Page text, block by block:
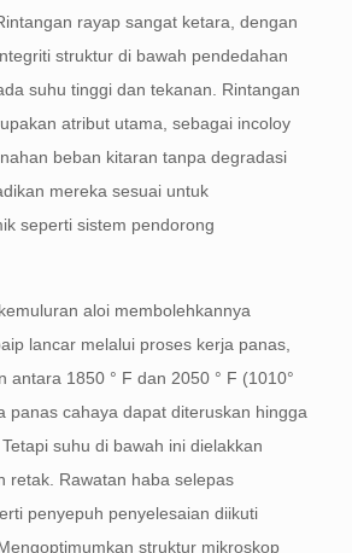
rayap sangat ketara, dengan
struktur di bawah pendedahan
suhu tinggi dan tekanan. Rintangan
atribut utama, sebagai incoloy
beban kitaran tanpa degradasi
mereka sesuai untuk
seperti sistem pendorong
aloi membolehkannya
lancar melalui proses kerja panas,
antara 1850 ° F dan 2050 ° F (1010°
panas cahaya dapat diteruskan hingga
suhu di bawah ini dielakkan
retak. Rawatan haba selepas
penyepuh penyelesaian diikuti
struktur mikroskop